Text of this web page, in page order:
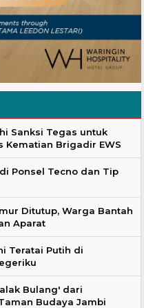
Sanksi Tegas untuk
Kematian Brigadir EWS
Ponsel Tecno dan Tip
Ditutup, Warga Bantah
Aparat
Teratai Putih di
Bulang' dari
Budaya Jambi